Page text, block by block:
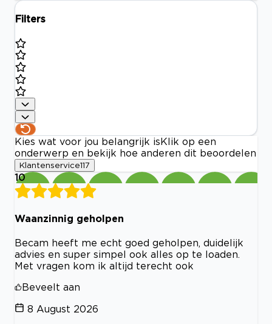
Filters
Kies wat voor jou belangrijk is Klik op een
onderwerp en bekijk hoe anderen dit beoordelen
Klantenservice117
10
Waanzinnig geholpen
Becam heeft me echt goed geholpen, duidelijk
advies en super simpel ook alles op te loaden.
Met vragen kom ik altijd terecht ook
Beveelt aan
8 August 2026